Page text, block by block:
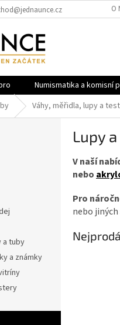
O
Numismatika a komisní
Váhy, měřidla, lupy a
a tuby
a známky
Lupy
V naší
nebo
Pro
nebo